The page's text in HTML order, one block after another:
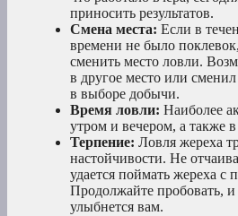
приносить результатов.
Смена места: Если в
времени не было
сменить место ловли.
в другое место или
в выборе добычи.
Время ловли: Наиболее
утром и вечером, а также
Терпение: Ловля жереха
настойчивости. Не
удается поймать жереха с
Продолжайте пробовать, и
улыбнется вам.